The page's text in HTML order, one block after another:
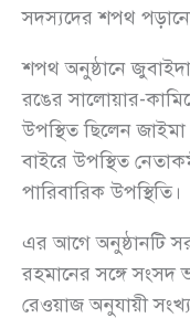
সদস্যদের শপথ
শপথ অনুষ্ঠানে
রঙের সালোয়ার-
উপস্থিত ছিলেন
বাইরে উপস্থিত
পারিবারিক উপস্থিতি।
এর আগে অনুষ্ঠানটি
রহমানের সঙ্গে সংসদ
রেওয়াজ অনুযায়ী